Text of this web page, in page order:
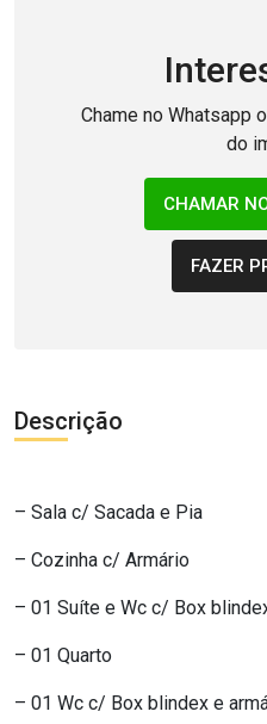
Chame no Whatsapp
do
CHAMAR
FAZER
Descrição
– Sala c/ Sacada e Pia
– Cozinha c/ Armário
– 01 Suíte e Wc c/ Box
– 01 Quarto
– 01 Wc c/ Box blindex e